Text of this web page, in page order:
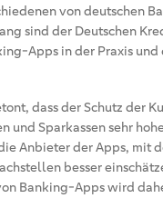
von deutschen
sind der Deutschen
Apps in der Praxis
dass der Schutz der
und Sparkassen sehr
Anbieter der Apps, mit
besser
Banking-Apps wird